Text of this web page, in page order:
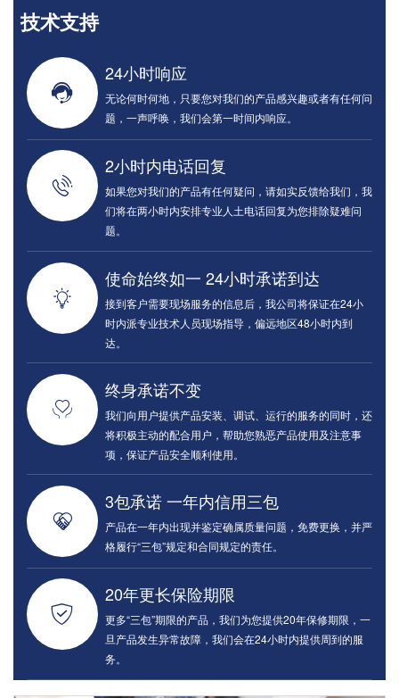
技术支持
24小时响应
无论何时何地，只要您对我们的产品感兴趣或者有任何问
题，一声呼唤，我们会第一时间内响应。
2小时内电话回复
如果您对我们的产品有任何疑问，请如实反馈给我们，我
们将在两小时内安排专业人土电话回复为您排除疑难问
题。
使命始终如一 24小时承诺到达
接到客户需要现场服务的信息后，我公司将保证在24小
时内派专业技术人员现场指导，偏远地区48小时内到
达。
终身承诺不变
我们向用户提供产品安装、调试、运行的服务的同时，还
将积极主动的配合用户，帮助您熟恶产品使用及注意事
项，保证产品安全顺利使用。
3包承诺 一年内信用三包
产品在一年内出现并鉴定确属质量问题，免费更换，并严
格履行“三包”规定和合同规定的责任。
20年更长保险期限
更多“三包”期限的产品，我们为您提供20年保修期限，一
旦产品发生异常故障，我们会在24小时内提供周到的服
务。